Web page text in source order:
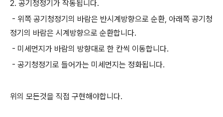
2. 공기청정기가 작동됩니다.
- 위쪽 공기청정기의 바람은 반시계방향으로 순환, 아래쪽 공기청
정기의 바람은 시계방향으로 순환합니다.
- 미세먼지가 바람의 방향대로 한 칸씩 이동합니다.
- 공기청정기로 들어가는 미세먼지는 정화됩니다.
위의 모든것을 직접 구현해야합니다.